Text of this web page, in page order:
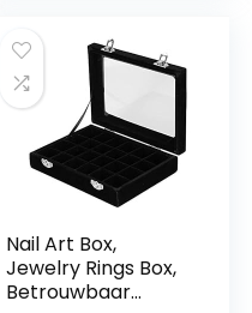
Nail Art Box,
Jewelry Rings Box,
Betrouwbaar